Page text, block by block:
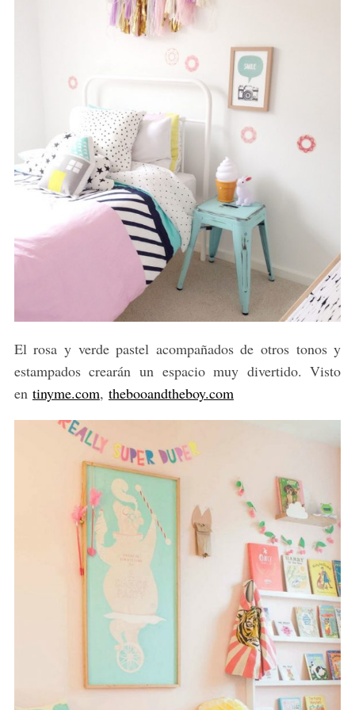
El rosa y verde pastel acompañados de otros tonos y
estampados crearán un espacio muy divertido. Visto
en tinyme.com, thebooandtheboy.com